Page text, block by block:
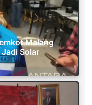
Malang
Solar